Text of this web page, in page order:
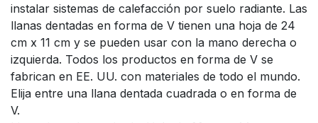
instalar sistemas de calefacción por suelo radiante. Las
llanas dentadas en forma de V tienen una hoja de 24
cm x 11 cm y se pueden usar con la mano derecha o
izquierda. Todos los productos en forma de V se
fabrican en EE. UU. con materiales de todo el mundo.
Elija entre una llana dentada cuadrada o en forma de
V.